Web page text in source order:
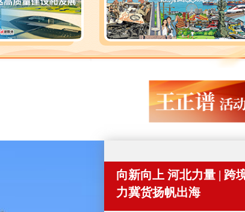
向新向上 河北力量 | 跨
力冀货扬帆出海